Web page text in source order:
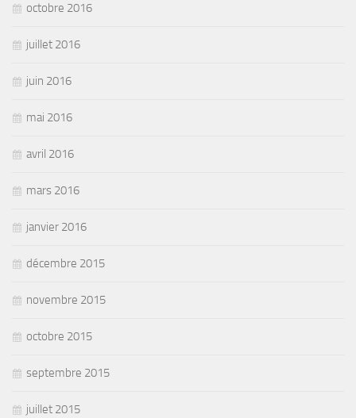
octobre 2016
juillet 2016
juin 2016
mai 2016
avril 2016
mars 2016
janvier 2016
décembre 2015
novembre 2015
octobre 2015
septembre 2015
juillet 2015